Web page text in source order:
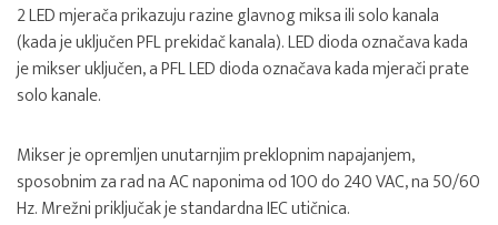
2 LED mjerača prikazuju razine glavnog miksa ili solo kanala
(kada je uključen PFL prekidač kanala). LED dioda označava kada
je mikser uključen, a PFL LED dioda označava kada mjerači prate
solo kanale.
Mikser je opremljen unutarnjim preklopnim napajanjem,
sposobnim za rad na AC naponima od 100 do 240 VAC, na 50/60
Hz. Mrežni priključak je standardna IEC utičnica.